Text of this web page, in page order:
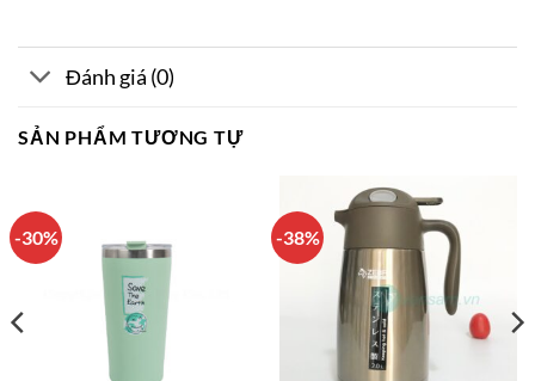
Đánh giá (0)
SẢN PHẨM TƯƠNG TỰ
-30% -38%